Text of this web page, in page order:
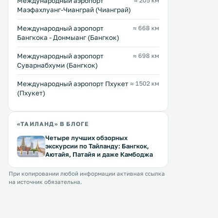
Маэфахлуанг-Чианграй (Чианграй)
Международный аэропорт
Бангкока - Донмыанг (Бангкок)
≈ 668 км
Международный аэропорт
Суварнабхуми (Бангкок)
≈ 698 км
Международный аэропорт Пхукет
(Пхукет)
≈ 1502 км
«ТАИЛАНД» В БЛОГЕ
Четыре лучших обзорных
экскурсии по Тайланду: Бангкок,
Аютайя, Патайя и даже Камбоджа
При копировании любой информации активная ссылка
на источник обязательна.